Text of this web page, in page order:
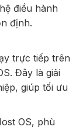
điều hành
định.
trực tiếp trên
Đây là giải
giúp tối ưu
OS, phù